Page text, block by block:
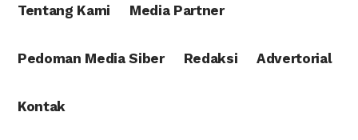
Tentang Kami Media Partner
Pedoman Media Siber Redaksi Advertorial
Kontak